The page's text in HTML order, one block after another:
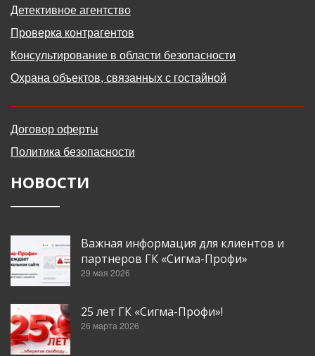
Детективное агентство
Проверка контрагентов
Консультирование в области безопасности
Охрана объектов, связанных с гостайной
Договор оферты
Политика безопасности
НОВОСТИ
Важная информация для клиентов и
партнеров ГК «Сигма-Профи»
29 мая 2026
25 лет ГК «Сигма-Профи»!
26 марта 2026